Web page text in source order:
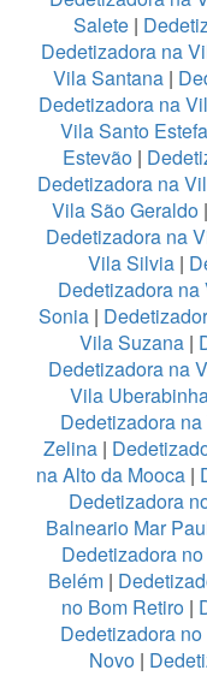
Salete|
Dedetizadora na
Vila Santana |
Dedetizadora na
Vila Santo
Estevão |
Dedetizadora na
Vila São Geraldo|
Dedetizadora na
Vila Silvia |
Dedetizadora na
Sonia |
Vila Suzana|
Dedetizadora na
Vila
Dedetizadora
Zelina|
na Alto da Mooca |
Dedetizadora
Balneario Mar
Dedetizadora
Belém|
no Bom Retiro |
Dedetizadora
Novo|